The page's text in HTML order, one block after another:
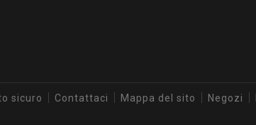
sicuro Contattaci Mappa del sito Negozi